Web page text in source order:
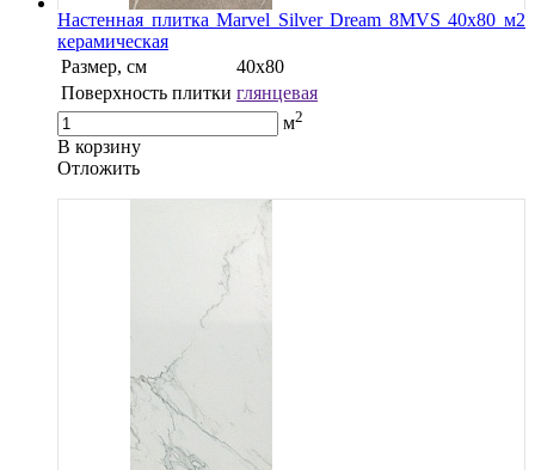
Настенная плитка Marvel Silver Dream 8MVS 40x80 м2
керамическая
Размер, см
40х80
Поверхность плитки глянцевая
м2
В корзину
Oтложить